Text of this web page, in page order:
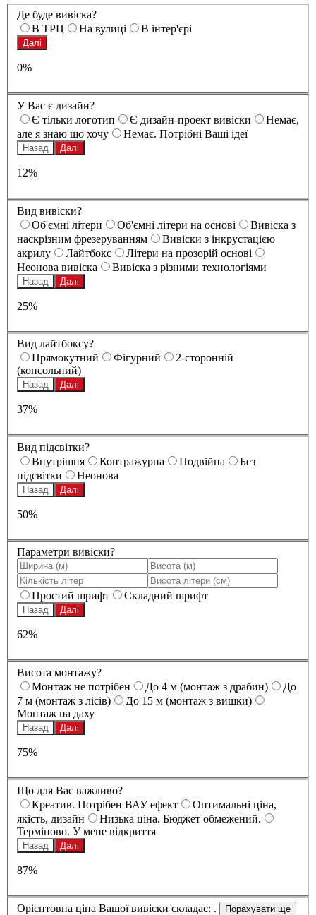
Де буде вивіска?
В ТРЦ
На вулиці В інтер'єрі
Далі
0%
У Вас є дизайн?
Є тільки логотип
Є дизайн-проект вивіски
Немає,
але я знаю що хочу
Немає. Потрібні Ваші ідеї
Назад Далі
12%
Вид вивіски?
Oб'ємні літери
Oб'ємні літери на основі
Вивіска з
наскрізним фрезеруванням
Вивіски з інкрустацією
акрилу
Лайтбокс
Літери на прозорій основі
Неонова вивіска
Вивіска з різними технологіями
Назад Далі
25%
Вид лайтбоксу?
Прямокутний
Фігурний
2-сторонній
(консольний)
Назад Далі
37%
Вид підсвітки?
Внутрішня
Контражурна Подвійна
Без
підсвітки
Неонова
Назад Далі
50%
Параметри вивіски?
Простий шрифт Складний шрифт
Назад Далі
62%
Висота монтажу?
Монтаж не потрібен
До 4 м (монтаж з драбин)
До
7 м (монтаж з лісів)
До 15 м (монтаж з вишки)
Монтаж на даху
Назад Далі
75%
Що для Вас важливо?
Креатив. Потрібен ВАУ ефект
Оптимальні ціна,
якість, дизайн
Низька ціна. Бюджет обмежений.
Терміново. У мене відкриття
Назад Далі
87%
Орієнтовна ціна Вашої вивіски складає: .